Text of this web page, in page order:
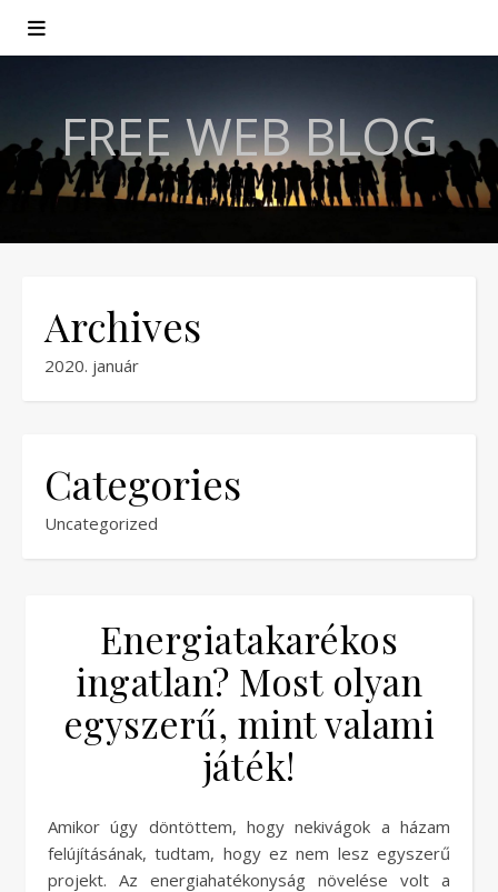
FREE WEB BLOG
Archives
2020. január
Categories
Uncategorized
Energiatakarékos
ingatlan? Most olyan
egyszerű, mint valami
játék!
Amikor úgy döntöttem, hogy nekivágok a házam
felújításának, tudtam, hogy ez nem lesz egyszerű
projekt. Az energiahatékonyság növelése volt a